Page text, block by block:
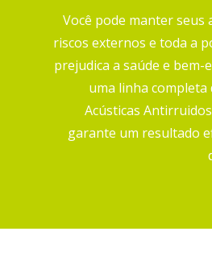
Você pode manter seus
riscos externos e toda a
prejudica a saúde e
uma linha
Acústicas
garante um resultado